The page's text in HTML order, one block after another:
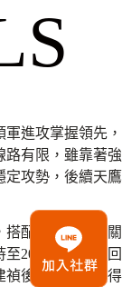
進攻掌握領先，
路有限，雖靠著強
定攻勢，後續天鷹
搭配隊長陳建禎關
20分大關，來回
禎後排起飛進攻得